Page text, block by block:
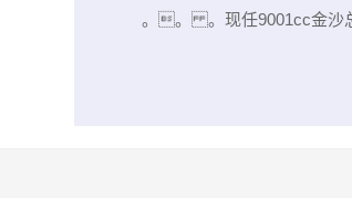
。。 。现任9001cc金